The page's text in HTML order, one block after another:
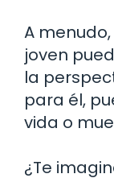
A
joven
la
para él,
vida o
¿Te